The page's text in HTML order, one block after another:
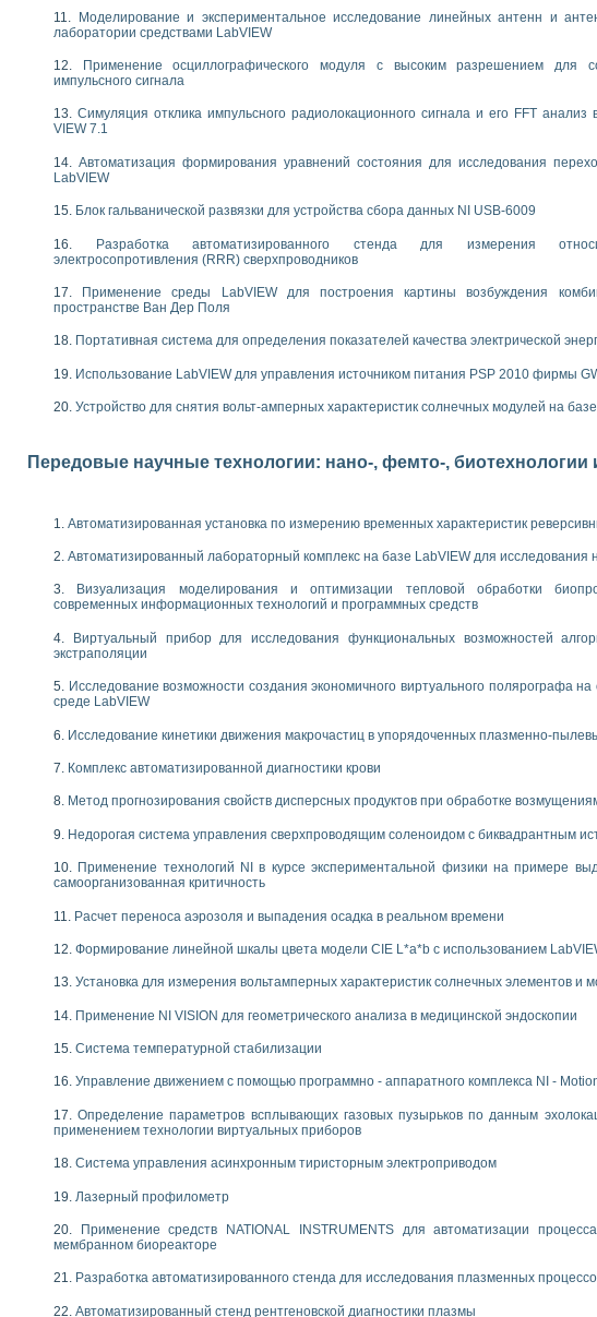
измерений с помощью LabVIEW
Назначение. Состав. Возможности
и корреляционный анализ"
принципа действия универсального цифрового вольтметра
обеспечение учебных лабораторных стендов
для изучения технологии выращивания полупроводниковых и оптических
LabVIEW
для исследования АЧХ и ФЧХ активных фильтров
одномерных сигналов на основе алгоритма полигармонической экстраполяции
INSTRUMENTS в операционной системе LINUX
полигармонической экстраполяции в среде LabVIEW
принимаемых решений в среде LabVIEW
электрических характеристик газоразрядных и люминесцентных ламп
характеристик на основе использования звуковой карты ПК
теории Коммутации
национального проекта «Образование» технологий NATIONAL INSTRUMENTS в
образования и подготовки преподавателей для работы в ИКТ насыщенной среде
практикума по электронике кафедры информационных систем МИРЭА
частотного анализа для LabWindows/CVI и LabVIEW
«Технологии NATIONAL INSTRUMENTS» в ростовском колледже связи и информатики
программе «Прикладная физика и физическая информатика» инновационного
постоянного тока
ИИС на базе оборудования NI CompactDAQ
Моделирование и экспериментальное исследование линейных антенн и
лаборатории средствами LabVIEW
Применение осциллографического модуля с высоким разрешением для
импульсного сигнала
Симуляция отклика импульсного радиолокационного сигнала и его FFT
VIEW 7.1
Автоматизация формирования уравнений состояния для исследования
LabVIEW
Блок гальванической развязки для устройства сбора данных NI USB-6009
Разработка автоматизированного стенда для измерения
электросопротивления (RRR) сверхпроводников
Применение среды LabVIEW для построения картины возбуждения
пространстве Ван Дер Поля
Портативная система для определения показателей качества электрической
Использование LabVIEW для управления источником питания PSP 2010 фирмы
Устройство для снятия вольт-амперных характеристик солнечных модулей на
Передовые научные технологии: нано-, фемто-, биотехнологии
Автоматизированная установка по измерению временных характеристик
Автоматизированный лабораторный комплекс на базе LabVIEW для исследования
Визуализация моделирования и оптимизации тепловой обработки
современных информационных технологий и программных средств
Виртуальный прибор для исследования функциональных возможностей
экстраполяции
Исследование возможности создания экономичного виртуального полярографа
среде LabVIEW
Исследование кинетики движения макрочастиц в упорядоченных плазменно-
Комплекс автоматизированной диагностики крови
Метод прогнозирования свойств дисперсных продуктов при обработке
Недорогая система управления сверхпроводящим соленоидом с биквадрантным
Применение технологий NI в курсе экспериментальной физики на примере
самоорганизованная критичность
Расчет переноса аэрозоля и выпадения осадка в реальном времени
Формирование линейной шкалы цвета модели CIE L*a*b с использованием
Установка для измерения вольтамперных характеристик солнечных элементов и
Применение NI VISION для геометрического анализа в медицинской эндоскопии
Система температурной стабилизации
Управление движением с помощью программно - аппаратного комплекса NI -
Определение параметров всплывающих газовых пузырьков по данным
применением технологии виртуальных приборов
Система управления асинхронным тиристорным электроприводом
Лазерный профилометр
Применение средств NATIONAL INSTRUMENTS для автоматизации
мембранном биореакторе
Разработка автоматизированного стенда для исследования плазменных
Автоматизированный стенд рентгеновской диагностики плазмы